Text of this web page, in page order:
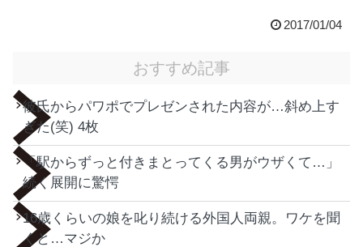
2017/01/04
おすすめ記事
彼氏からパワポでプレゼンされた内容が…斜め上す
ぎた(笑) 4枚
「駅からずっと付きまとってくる男がウザくて…」
続く展開に驚愕
16歳くらいの娘を叱り続ける外国人両親。ワケを聞
くと…マジか